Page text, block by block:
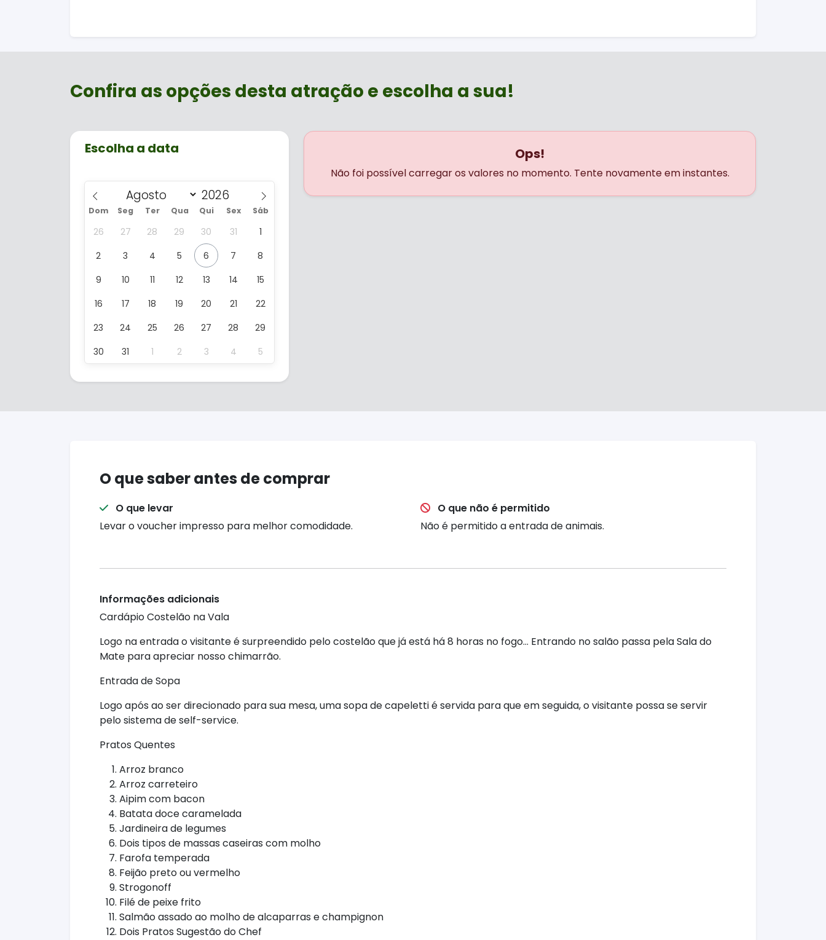
Confira as opções desta atração e escolha a sua!
Escolha a data
Dom Seg Ter Qua Qui Sex Sáb
26 27 28 29 30 31
1
2
3 4 5 6 7
8
9
10 11 12 13 14
15
16
17 18 19 20 21
22
23
24 25 26 27 28
29
30
31 1 2 3 4 5
Ops!
Não foi possível carregar os valores no momento. Tente novamente em instantes.
O que saber antes de comprar
O que levar
Levar o voucher impresso para melhor comodidade.
O que não é permitido
Não é permitido a entrada de animais.
Informações adicionais
Cardápio Costelão na Vala
Logo na entrada o visitante é surpreendido pelo costelão que já está há 8 horas no fogo... Entrando no salão passa pela Sala do
Mate para apreciar nosso chimarrão.
Entrada de Sopa
Logo após ao ser direcionado para sua mesa, uma sopa de capeletti é servida para que em seguida, o visitante possa se servir
pelo sistema de self-service.
Pratos Quentes
Arroz branco
Arroz carreteiro
Aipim com bacon
Batata doce caramelada
Jardineira de legumes
Dois tipos de massas caseiras com molho
Farofa temperada
Feijão preto ou vermelho
Strogonoff
Filé de peixe frito
Salmão assado ao molho de alcaparras e champignon
Dois Pratos Sugestão do Chef